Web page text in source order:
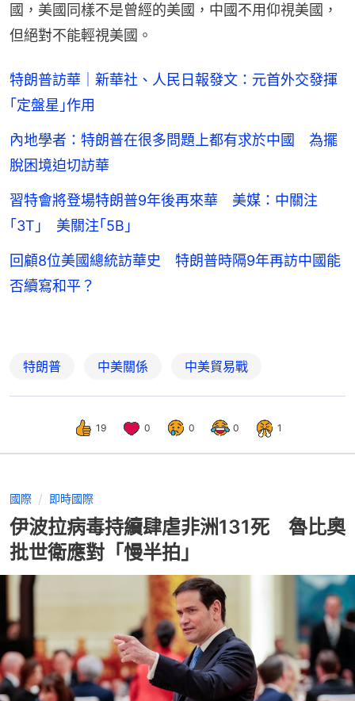
國，美國同樣不是曾經的美國，中國不用仰視美國，
但絕對不能輕視美國。
特朗普訪華｜新華社、人民日報發文：元首外交發揮
｢定盤星｣作用
內地學者：特朗普在很多問題上都有求於中國 為擺
脫困境迫切訪華
習特會將登場特朗普9年後再來華 美媒：中關注
｢3T｣ 美關注｢5B｣
回顧8位美國總統訪華史 特朗普時隔9年再訪中國能
否續寫和平？
19 0 0 0
伊波拉病毒持續肆虐非洲131死 魯比奧
批世衛應對「慢半拍」